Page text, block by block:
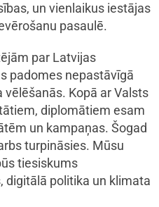
un vienlaikus iestājas
pasaulē.
par Latvijas
padomes nepastāvīgā
vēlēšanās. Kopā ar Valsts
diplomātiem esam
un kampaņas. Šogad
turpināsies. Mūsu
tiesiskums
digitālā politika un klimata